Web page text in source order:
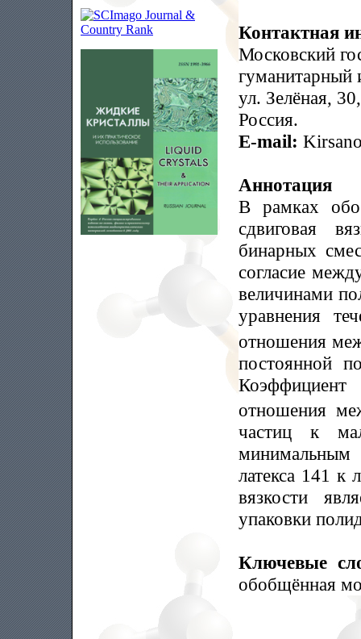
Контактная
Московский
гуманитарный
ул. Зелёная,
Россия.
E-mail:
Аннотация
В рамках
сдвиговая
бинарных
согласие
величинами
уравнения
отношения
постоянной
отношения
частиц к
минимальным
латекса 141 к
вязкости
упаковки
Ключевые
обобщённая